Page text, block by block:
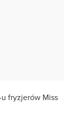
fryzjerów Miss